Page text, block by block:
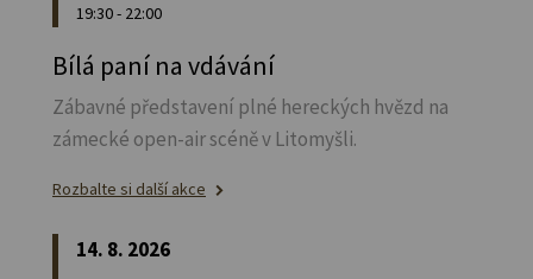
19:30 - 22:00
Bílá paní na vdávání
Zábavné představení plné hereckých hvězd na
zámecké open-air scéně v Litomyšli.
Rozbalte si další akce
14. 8. 2026